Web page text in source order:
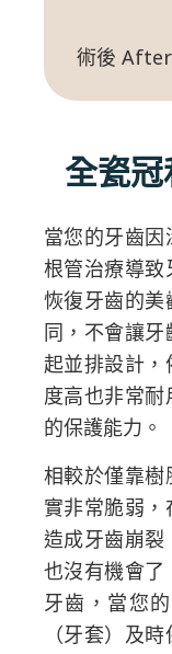
術後 After
全瓷
當您的牙齒
根管治療導致
恢復牙齒的美
同，不會讓
起並排設計，
度高也非常
的保護能力。
相較於僅靠樹
實非常脆弱
造成牙齒崩裂
也沒有機會了
牙齒，當您
（牙套）及